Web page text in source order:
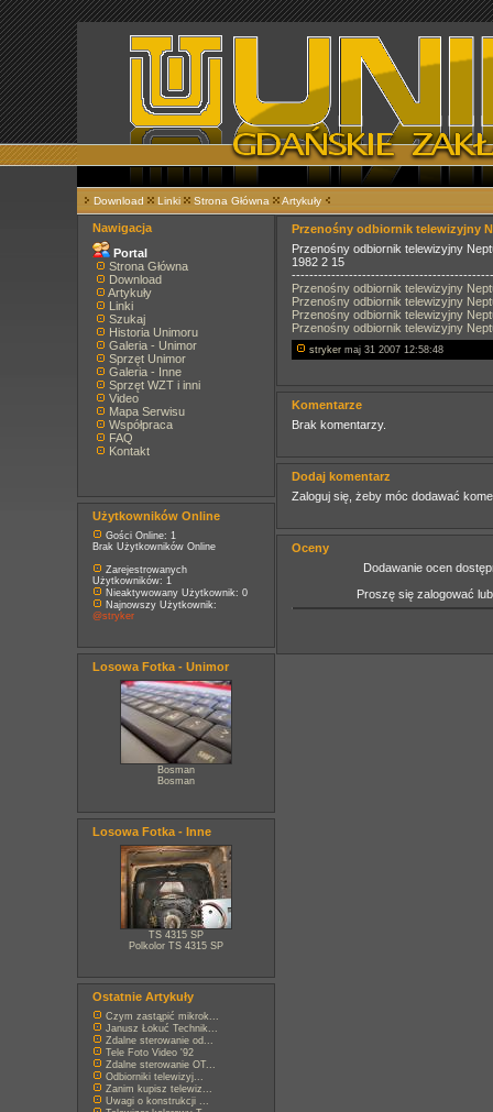
Download Linki Strona Główna Artykuły
Nawigacja
Portal
Strona Główna
Download
Artykuły
Linki
Szukaj
Historia Unimoru
Galeria - Unimor
Sprzęt Unimor
Galeria - Inne
Sprzęt WZT i inni
Video
Mapa Serwisu
Współpraca
FAQ
Kontakt
Użytkowników Online
Gości Online: 1
Brak Użytkowników Online
Zarejestrowanych
Użytkowników: 1
Nieaktywowany Użytkownik: 0
Najnowszy Użytkownik:
@stryker
Losowa Fotka - Unimor
Bosman
Bosman
Losowa Fotka - Inne
TS 4315 SP
Polkolor TS 4315 SP
Ostatnie Artykuły
Czym zastąpić mikrok...
Janusz Łokuć Technik...
Zdalne sterowanie od...
Tele Foto Video '92
Zdalne sterowanie OT...
Odbiorniki telewizyj...
Zanim kupisz telewiz...
Uwagi o konstrukcji ...
Przenośny odbiornik telewizyjny
Przenośny odbiornik telewizyjny
1982 2 15
Przenośny odbiornik telewizyjny
Przenośny odbiornik telewizyjny
Przenośny odbiornik telewizyjny
Przenośny odbiornik telewizyjny
stryker maj 31 2007 12:58:48
Komentarze
Brak komentarzy.
Dodaj komentarz
Zaloguj się, żeby móc dodawać
Oceny
Dodawanie ocen
Proszę się zalogować